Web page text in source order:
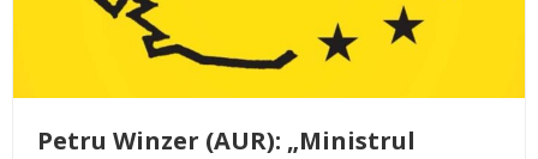
Petru Winzer (AUR): „Ministrul